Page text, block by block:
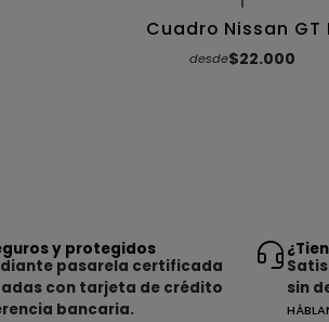
Cuadro Nissan GT
desde$22.000
y protegidos
pasarela certificada
con tarjeta de crédito
bancaria.
sin